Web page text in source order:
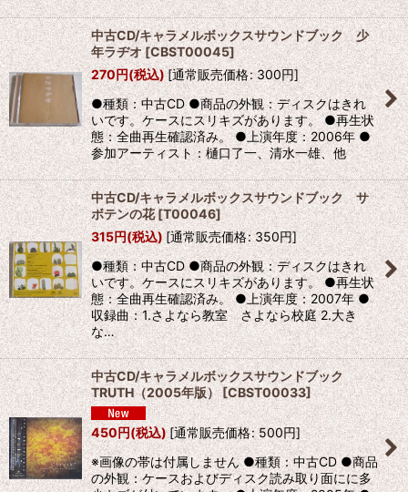
中古CD/キャラメルボックスサウンドブック 少
年ラヂオ [CBST00045]
270円(税込) [通常販売価格: 300円]
●種類：中古CD ●商品の外観：ディスクはきれ
いです。ケースにスリキズがあります。 ●再生状
態：全曲再生確認済み。 ●上演年度：2006年 ●
参加アーティスト：樋口了一、清水一雄、他
中古CD/キャラメルボックスサウンドブック サ
ボテンの花 [T00046]
315円(税込)[通常販売価格: 350円]
●種類：中古CD ●商品の外観：ディスクはきれ
いです。ケースにスリキズがあります。 ●再生状
態：全曲再生確認済み。 ●上演年度：2007年 ●
収録曲：1.さよなら教室 さよなら校庭 2.大き
な…
中古CD/キャラメルボックスサウンドブック
TRUTH（2005年版）[CBST00033]
450円(税込) [通常販売価格: 500円]
※画像の帯は付属しません ●種類：中古CD ●商品
の外観：ケースおよびディスク読み取り面にに多